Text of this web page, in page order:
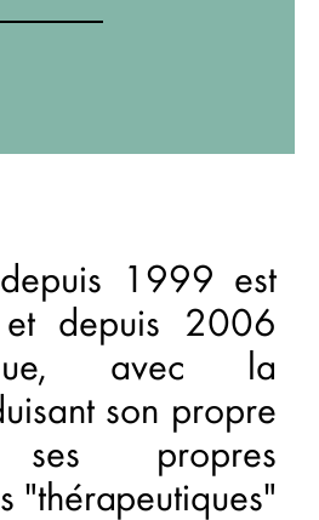
1999 est
et depuis 2006
avec la
son propre
ses propres
"thérapeutiques"